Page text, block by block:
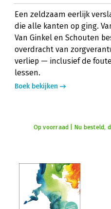
Een zeldzaam eerlijk
die alle kanten op ging.
Van Ginkel en Schouten
overdracht van
verliep — inclusief de
lessen.
Boek bekijken
Op voorraad | Nu besteld,